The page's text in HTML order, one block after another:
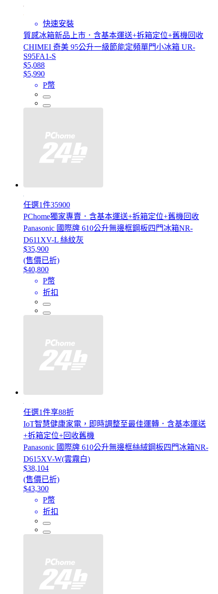
快速安裝
質感冰箱新品上市．含基本運送+拆箱定位+舊機回收
CHIMEI 奇美 95公升一級節能定頻單門小冰箱 UR-
S95FA1-S
$5,088
$5,990
P幣
任選1件35900
PChome獨家專賣．含基本運送+拆箱定位+舊機回收
Panasonic 國際牌 610公升無邊框鋼板四門冰箱NR-
D611XV-L 絲紋灰
$35,900
(售價已折)
$40,800
P幣
折扣
任選1件享88折
IoT智慧健康家電，即時調整至最佳運轉．含基本運送
+拆箱定位+回收舊機
Panasonic 國際牌 610公升無邊框絲絨鋼板四門冰箱NR-
D615XV-W(雲霧白)
$38,104
(售價已折)
$43,300
P幣
折扣